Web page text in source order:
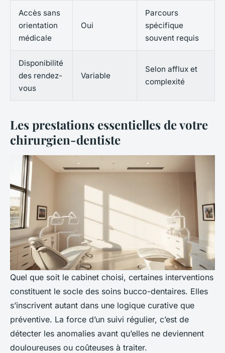
Accès sans
orientation
médicale
Oui
Parcours
spécifique
souvent requis
Disponibilité
des rendez-
vous
Variable
Selon afflux et
complexité
Les prestations essentielles de votre
chirurgien-dentiste
Quel que soit le cabinet choisi, certaines interventions
constituent le socle des soins bucco-dentaires. Elles
s’inscrivent autant dans une logique curative que
préventive. La force d’un suivi régulier, c’est de
détecter les anomalies avant qu’elles ne deviennent
douloureuses ou coûteuses à traiter.